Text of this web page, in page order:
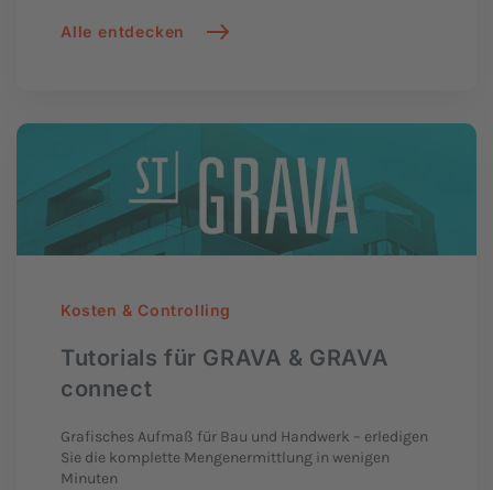
Alle entdecken
Kosten & Controlling
Tutorials für GRAVA & GRAVA
connect
Grafisches Aufmaß für Bau und Handwerk – erledigen
Sie die komplette Mengen­ermittlung in wenigen
Minuten